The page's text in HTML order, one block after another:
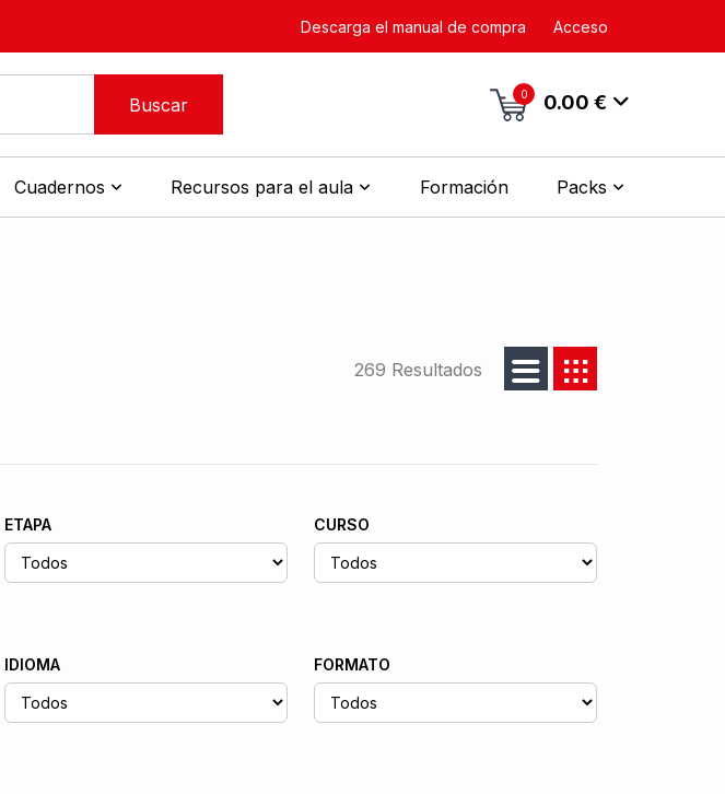
Descarga el manual de compra Acceso
Buscar 0 0.00 €
Cuadernos Recursos para el aula Formación Packs
269 Resultados
ETAPA CURSO
IDIOMA FORMATO